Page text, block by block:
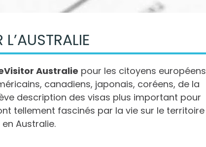
Australie pour les citoyens européens
canadiens, japonais, coréens, de la
description des visas plus important pour
tellement fascinés par la vie sur le territoire
Australie.